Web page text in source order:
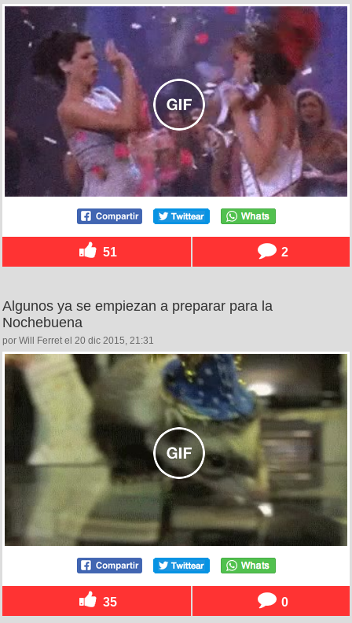
51 2
Algunos ya se empiezan a preparar para la
Nochebuena
por Will Ferret el 20 dic 2015, 21:31
35 0